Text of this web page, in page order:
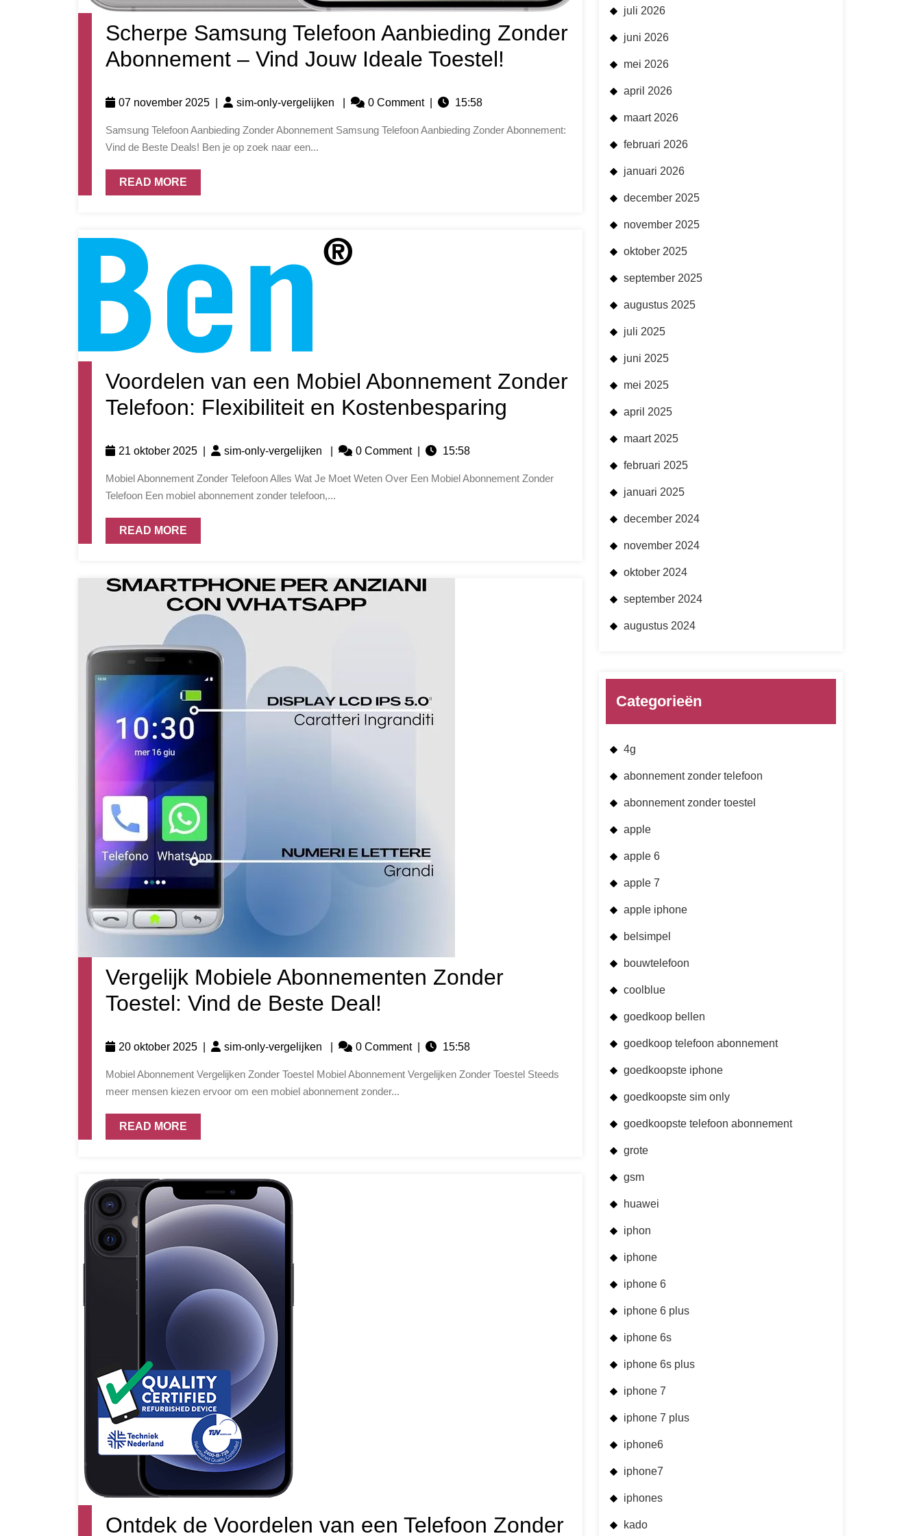
Scherpe Samsung Telefoon Aanbieding Zonder
Abonnement – Vind Jouw Ideale Toestel!
07 november 2025 sim-only-vergelijken 0 Comment 15:58
Samsung Telefoon Aanbieding Zonder Abonnement Samsung Telefoon Aanbieding Zonder Abonnement:
Vind de Beste Deals! Ben je op zoek naar een...
READ MORE
Voordelen van een Mobiel Abonnement Zonder
Telefoon: Flexibiliteit en Kostenbesparing
21 oktober 2025 sim-only-vergelijken 0 Comment 15:58
Mobiel Abonnement Zonder Telefoon Alles Wat Je Moet Weten Over Een Mobiel Abonnement Zonder
Telefoon Een mobiel abonnement zonder telefoon,...
READ MORE
Vergelijk Mobiele Abonnementen Zonder
Toestel: Vind de Beste Deal!
20 oktober 2025 sim-only-vergelijken 0 Comment 15:58
Mobiel Abonnement Vergelijken Zonder Toestel Mobiel Abonnement Vergelijken Zonder Toestel Steeds
meer mensen kiezen ervoor om een mobiel abonnement zonder...
READ MORE
Ontdek de Voordelen van een Telefoon Zonder
juli 2026
juni 2026
mei 2026
april 2026
maart 2026
februari 2026
januari 2026
december 2025
november 2025
oktober 2025
september 2025
augustus 2025
juli 2025
juni 2025
mei 2025
april 2025
maart 2025
februari 2025
januari 2025
december 2024
november 2024
oktober 2024
september 2024
augustus 2024
Categorieën
4g
abonnement zonder telefoon
abonnement zonder toestel
apple
apple 6
apple 7
apple iphone
belsimpel
bouwtelefoon
coolblue
goedkoop bellen
goedkoop telefoon abonnement
goedkoopste iphone
goedkoopste sim only
goedkoopste telefoon abonnement
grote
gsm
huawei
iphon
iphone
iphone 6
iphone 6 plus
iphone 6s
iphone 6s plus
iphone 7
iphone 7 plus
iphone6
iphone7
iphones
kado